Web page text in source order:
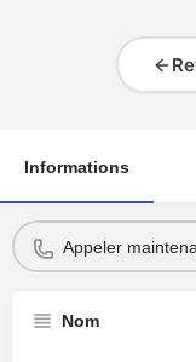
Informations
Appeler
Nom